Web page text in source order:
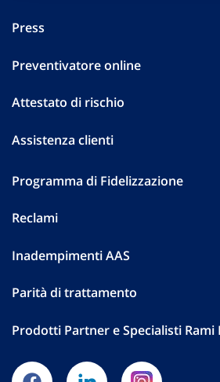
Press
Preventivatore online
Attestato di rischio
Assistenza clienti
Programma di Fidelizzazione
Reclami
Inadempimenti AAS
Parità di trattamento
Prodotti Partner e Specialisti